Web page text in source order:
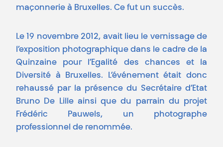
maçonnerie à Bruxelles. Ce fut un succès.
Le 19 novembre 2012, avait lieu le vernissage de
l’exposition photographique dans le cadre de la
Quinzaine pour l’Egalité des chances et la
Diversité à Bruxelles. L’événement était donc
rehaussé par la présence du Secrétaire d’Etat
Bruno De Lille ainsi que du parrain du projet
Frédéric Pauwels, un photographe
professionnel de renommée.